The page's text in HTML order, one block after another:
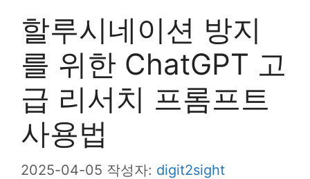
할루시네이션 방지
를 위한 ChatGPT 고
급 리서치 프롬프트
사용법
2025-04-05 작성자: digit2sight